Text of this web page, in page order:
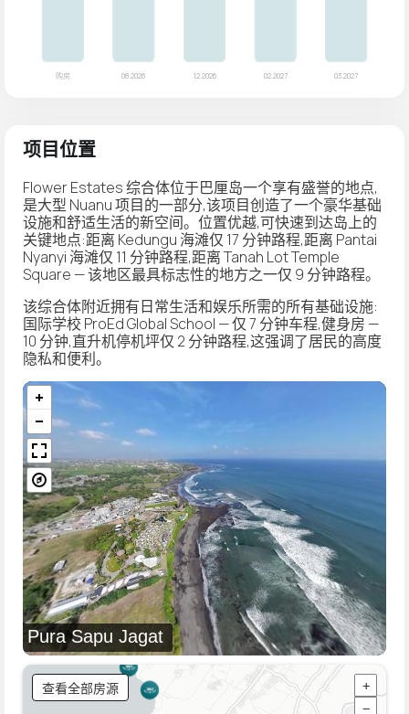
项目位置
Flower Estates 综合体位于巴厘岛一个享有盛誉的地点,
是大型 Nuanu 项目的一部分,该项目创造了一个豪华基础
设施和舒适生活的新空间。位置优越,可快速到达岛上的
关键地点:距离 Kedungu 海滩仅 17 分钟路程,距离 Pantai
Nyanyi 海滩仅 11 分钟路程,距离 Tanah Lot Temple
Square — 该地区最具标志性的地方之一仅 9 分钟路程。
该综合体附近拥有日常生活和娱乐所需的所有基础设施:
国际学校 ProEd Global School — 仅 7 分钟车程,健身房 —
10 分钟,直升机停机坪仅 2 分钟路程,这强调了居民的高度
隐私和便利。
Pura Sapu Jagat
查看全部房源
+
−